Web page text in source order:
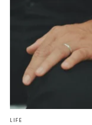
LIFE